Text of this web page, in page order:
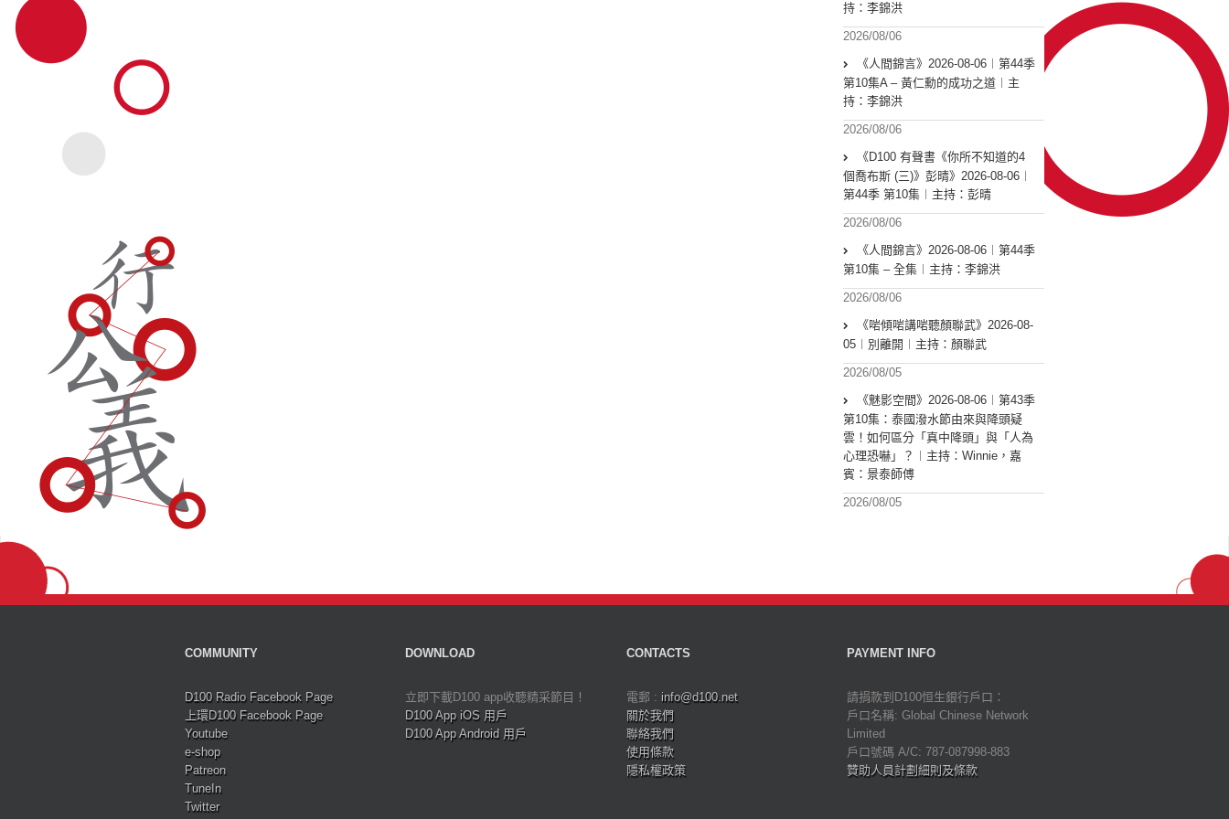
持：李錦洪
2026/08/06
《人間錦言》2026-08-06︱第44季
第10集A – 黃仁勳的成功之道︱主
持：李錦洪
2026/08/06
《D100 有聲書《你所不知道的4
個喬布斯 (三)》彭晴》2026-08-06︱
第44季 第10集︱主持：彭晴
2026/08/06
《人間錦言》2026-08-06︱第44季
第10集 – 全集︱主持：李錦洪
2026/08/06
《啱傾啱講啱聽顏聯武》2026-08-
05︱別離開︱主持：顏聯武
2026/08/05
《魅影空間》2026-08-06︱第43季
第10集：泰國潑水節由來與降頭疑
雲！如何區分「真中降頭」與「人為
心理恐嚇」？︱主持：Winnie，嘉
賓：景泰師傅
2026/08/05
COMMUNITY
D100 Radio Facebook Page
上環D100 Facebook Page
Youtube
e-shop
Patreon
TuneIn
Twitter
DOWNLOAD
立即下載D100 app收聽精采節目！
D100 App iOS 用戶
D100 App Android 用戶
CONTACTS
電郵 : info@d100.net
關於我們
聯絡我們
使用條款
隱私權政策
PAYMENT INFO
請捐款到D100恒生銀行戶口：
戶口名稱: Global Chinese Network
Limited
戶口號碼 A/C: 787-087998-883
贊助人員計劃細則及條款